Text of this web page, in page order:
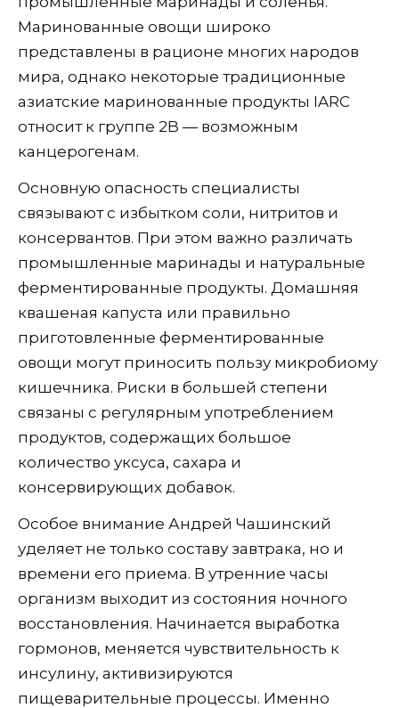
Маринованные овощи широко
представлены в рационе многих народов
мира, однако некоторые традиционные
азиатские маринованные продукты IARC
относит к группе 2B — возможным
канцерогенам.
Основную опасность специалисты
связывают с избытком соли, нитритов и
консервантов. При этом важно различать
промышленные маринады и натуральные
ферментированные продукты. Домашняя
квашеная капуста или правильно
приготовленные ферментированные
овощи могут приносить пользу микробиому
кишечника. Риски в большей степени
связаны с регулярным употреблением
продуктов, содержащих большое
количество уксуса, сахара и
консервирующих добавок.
Особое внимание Андрей Чашинский
уделяет не только составу завтрака, но и
времени его приема. В утренние часы
организм выходит из состояния ночного
восстановления. Начинается выработка
гормонов, меняется чувствительность к
инсулину, активизируются
пищеварительные процессы. Именно